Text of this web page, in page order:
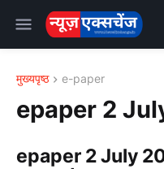
मुख्यपृष्ठ e-paper
epaper 2
epaper 2 July